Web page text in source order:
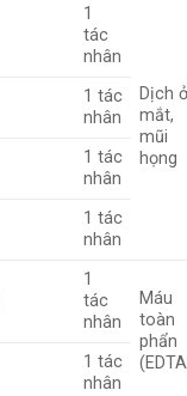
1
tác
nhân
Dịch
mắt,
mũi
họng
1 tác
nhân
1 tác
nhân
1 tác
nhân
1
tác
nhân
Máu
toàn
phẩn
1 tác
nhân